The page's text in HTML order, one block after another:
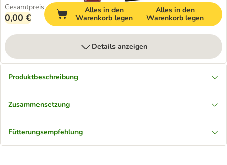
Gesamtpreis
0,00 €
Alles in den
Warenkorb legen
Alles in den
Warenkorb legen
Details anzeigen
Produktbeschreibung
Zusammensetzung
Fütterungsempfehlung